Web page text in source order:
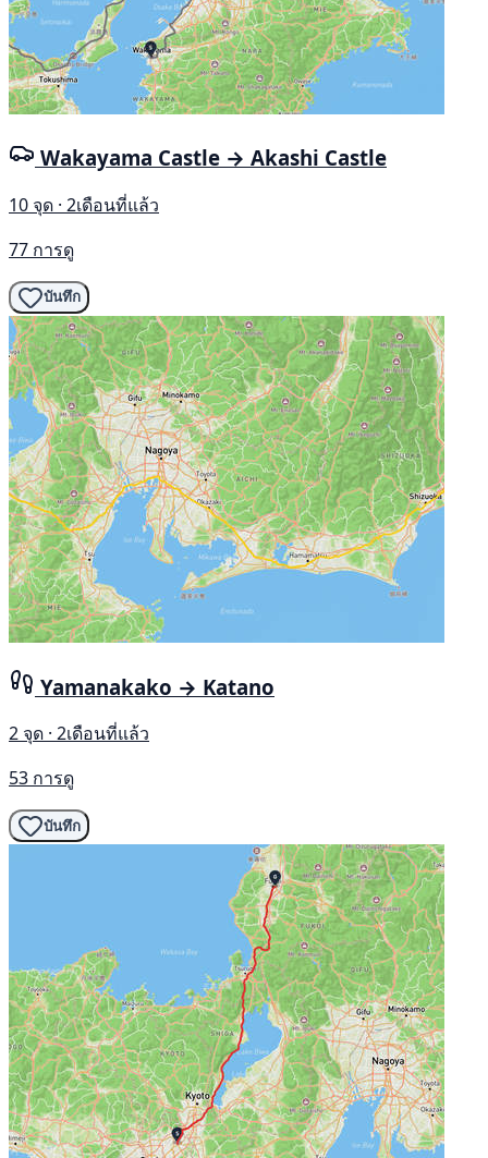
Wakayama Castle → Akashi Castle
10 จุด · 2เดือนที่แล้ว
77 การดู
บันทึก
Yamanakako → Katano
2 จุด · 2เดือนที่แล้ว
53 การดู
บันทึก